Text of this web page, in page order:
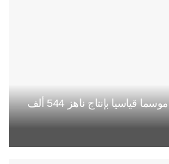
شمندر دكالة يسجل موسما قياسيا بإنتاج ناهز 544 ألف